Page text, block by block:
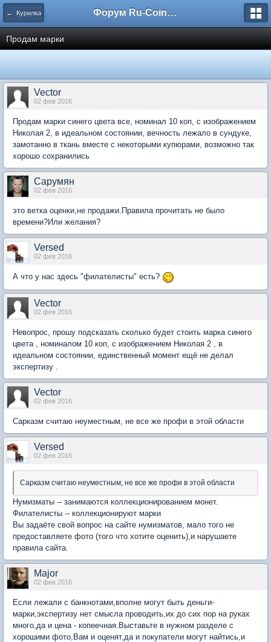
← Курилка Форум Ru-Coin.ru
Продам марки
Vector
02 фев 2016
Продам марки синего цвета все, номинал 10 коп, с изображением
Николая 2, в идеальном состоянии, вечность лежало в сундуке,
замотанно в ткань вместе с некоторыми купюрами, возможно так
хорошо сохранились
Сарумян
02 фев 2016
это ветка оценки,не продажи.Правила прочитать не было
времени?Или желания?
Versed
02 фев 2016
А что у нас здесь "филателисты" есть?
Vector
02 фев 2016
Невопрос, прошу подсказать сколько будет стоить марка синего
цвета , номиналом 10 коп, с изображением Николая 2 , в
идеальном состоянии, единственный момент ещё не делал
экспертизу .
Vector
02 фев 2016
Сарказм считаю неуместным, не все же профи в этой области
Versed
02 фев 2016
Сарказм считаю неуместным, не все же профи в этой области
Нумизматы -- занимаются коллекционированием монет.
Филателисты -- коллекционируют марки
Вы задаёте свой вопрос на сайте нумизматов, мало того не
предоставляете фото (того что хотите оценить),и нарушаете
правила сайта.
Major
02 фев 2016
Если лежали с банкнотами,вполне могут быть деньги-
марки,экспертизу нет смысла проводить,их до сих пор на руках
много,да и цена - копеечная.Выставьте в нужном разделе с
хорошими фото,Вам и оценят,да и покупатели могут найтись,и